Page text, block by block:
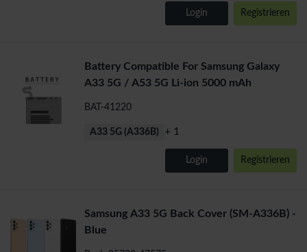
Login Registrieren
Battery Compatible For Samsung Galaxy
A33 5G / A53 5G Li-ion 5000 mAh
BAT-41220
A33 5G (A336B) + 1
Login Registrieren
Samsung A33 5G Back Cover (SM-A336B) -
Blue